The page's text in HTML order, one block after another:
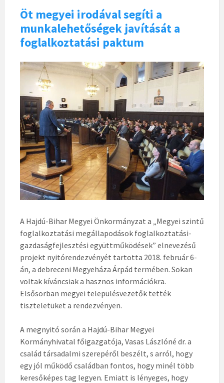
Öt megyei irodával segíti a
munkalehetőségek javítását a
foglalkoztatási paktum
A Hajdú-Bihar Megyei Önkormányzat a „Megyei szintű
foglalkoztatási megállapodások foglalkoztatási-
gazdaságfejlesztési együttműködések” elnevezésű
projekt nyitórendezvényét tartotta 2018. február 6-
án, a debreceni Megyeháza Árpád termében. Sokan
voltak kíváncsiak a hasznos információkra.
Elsősorban megyei településvezetők tették
tiszteletüket a rendezvényen.
A megnyitó során a Hajdú-Bihar Megyei
Kormányhivatal főigazgatója, Vasas Lászlóné dr. a
család társadalmi szerepéről beszélt, s arról, hogy
egy jól működő családban fontos, hogy minél több
keresőképes tag legyen. Emiatt is lényeges, hogy